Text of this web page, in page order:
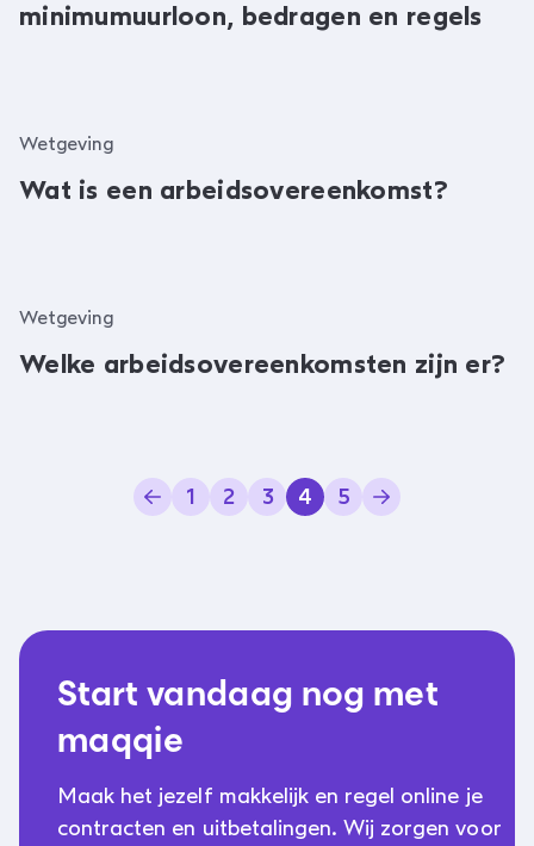
minimumuurloon, bedragen en regels
Wetgeving
Wat is een arbeidsovereenkomst?
Wetgeving
Welke arbeidsovereenkomsten zijn er?
1 2 3 4 5
Start vandaag nog met
maqqie
Maak het jezelf makkelijk en regel online je
contracten en uitbetalingen. Wij zorgen voor